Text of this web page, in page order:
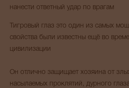
нанести ответный удар по врагам
Тигровый глаз это один из самых
свойства были известны ещё во
цивилизации
Он отлично защищает хозяина от
насылаемых проклятий, дурного